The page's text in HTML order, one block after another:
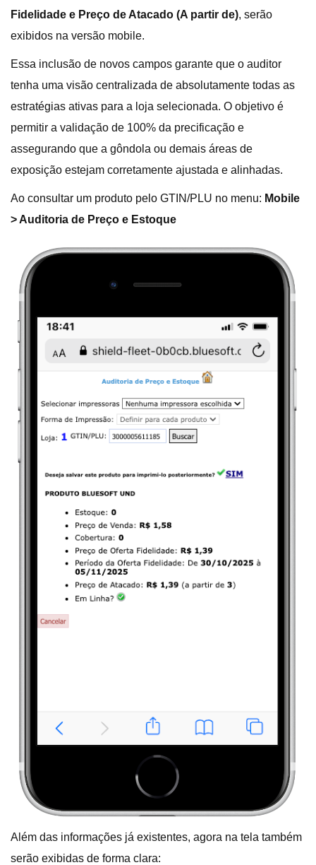
Fidelidade e Preço de Atacado (A partir de), serão
exibidos na versão mobile.
Essa inclusão de novos campos garante que o auditor
tenha uma visão centralizada de absolutamente todas as
estratégias ativas para a loja selecionada. O objetivo é
permitir a validação de 100% da precificação e
assegurando que a gôndola ou demais áreas de
exposição estejam corretamente ajustada e alinhadas.
Ao consultar um produto pelo GTIN/PLU no menu: Mobile
> Auditoria de Preço e Estoque
Além das informações já existentes, agora na tela também
serão exibidas de forma clara: